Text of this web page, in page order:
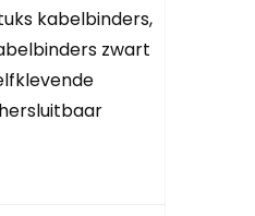
kabelbinders,
zwart